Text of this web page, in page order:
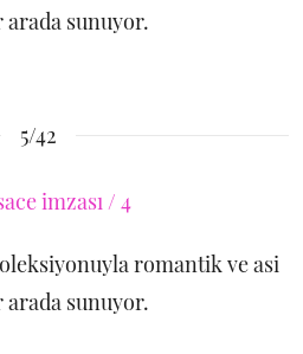
arada sunuyor.
5/42
romantik ve asi
arada sunuyor.